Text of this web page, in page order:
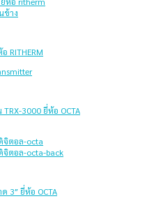
RITHERM
3000 ยี่ห้อ OCTA
3″ ยี่ห้อ OCTA